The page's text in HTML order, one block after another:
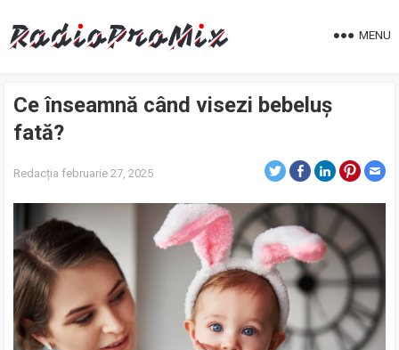
MENU
Ce înseamnă când visezi bebeluș
fată?
Redacția februarie 27, 2025